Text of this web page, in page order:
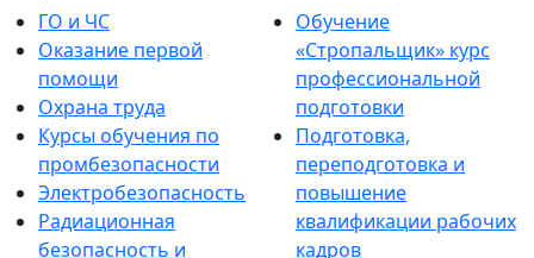
ГО и ЧС
Оказание первой
помощи
Охрана труда
Курсы обучения по
промбезопасности
Электробезопасность
Радиационная
безопасность и
Обучение
«Стропальщик» курс
профессиональной
подготовки
Подготовка,
переподготовка и
повышение
квалификации рабочих
кадров